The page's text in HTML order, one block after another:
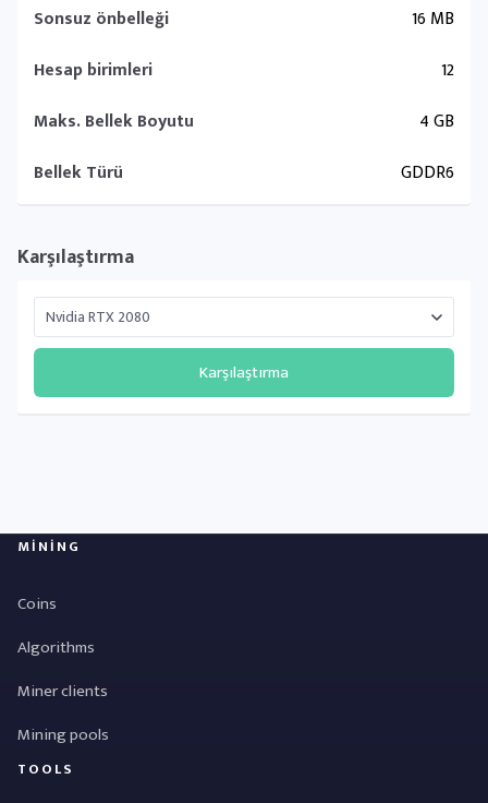
Sonsuz önbelleği
16 MB
Hesap birimleri
12
Maks. Bellek Boyutu
4 GB
Bellek Türü
GDDR6
Karşılaştırma
Karşılaştırma
MINING
Coins
Algorithms
Miner clients
Mining pools
TOOLS